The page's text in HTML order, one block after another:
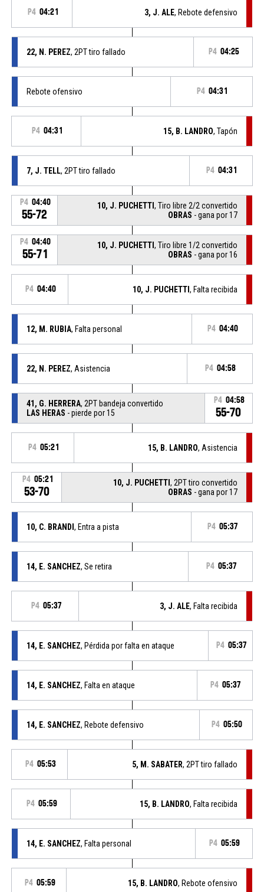
P4 04:21 3, J. ALE, Rebote defensivo
22, N. PEREZ, 2PT tiro fallado P4 04:25
Rebote ofensivo P4 04:31
P4 04:31 15, B. LANDRO, Tapón
7, J. TELL, 2PT tiro fallado P4 04:31
P4 04:40
55-72
10, J. PUCHETTI, Tiro libre 2/2 convertido
OBRAS - gana por 17
P4 04:40
55-71
10, J. PUCHETTI, Tiro libre 1/2 convertido
OBRAS - gana por 16
P4 04:40 10, J. PUCHETTI, Falta recibida
12, M. RUBIA, Falta personal P4 04:40
22, N. PEREZ, Asistencia P4 04:58
41, G. HERRERA, 2PT bandeja convertido
LAS HERAS - pierde por 15
P4 04:58
55-70
P4 05:21 15, B. LANDRO, Asistencia
P4 05:21
53-70
10, J. PUCHETTI, 2PT tiro convertido
OBRAS - gana por 17
10, C. BRANDI , Entra a pista P4 05:37
14, E. SANCHEZ, Se retira P4 05:37
P4 05:37 3, J. ALE, Falta recibida
14, E. SANCHEZ, Pérdida por falta en ataque P4 05:37
14, E. SANCHEZ, Falta en ataque P4 05:37
14, E. SANCHEZ, Rebote defensivo P4 05:50
P4 05:53 5, M. SABATER, 2PT tiro fallado
P4 05:59 15, B. LANDRO, Falta recibida
14, E. SANCHEZ, Falta personal P4 05:59
P4 05:59 15, B. LANDRO, Rebote ofensivo